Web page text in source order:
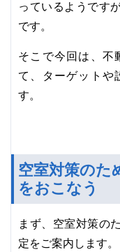
っているようです
です。
そこで今回は、不
て、ターゲットや
す。
空室対策のた
をおこなう
まず、空室対策の
定をご案内します。